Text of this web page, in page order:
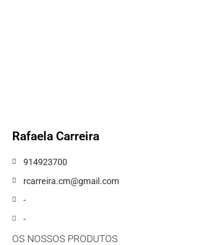
Rafaela Carreira
914923700
rcarreira.cm@gmail.com
-
-
OS NOSSOS PRODUTOS